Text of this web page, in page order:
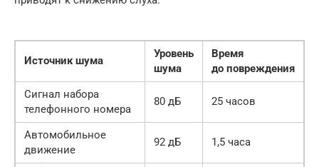
Источник шума
Уровень
шума
Время
до повреждения
Сигнал набора
телефонного номера
80 дБ 25 часов
Автомобильное
движение
92 дБ 1,5 часа